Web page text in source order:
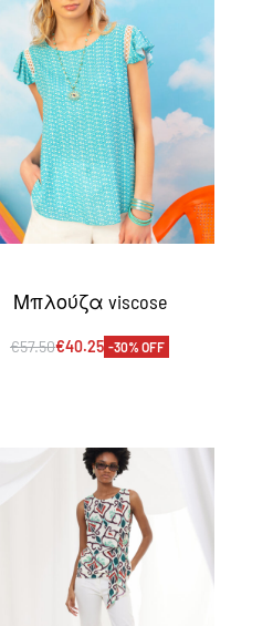
Μπλούζα viscose
€57.50€40.25 -30% OFF